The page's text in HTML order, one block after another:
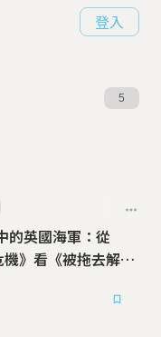
登入
5
的英國海軍：從
機》看《被拖去解體